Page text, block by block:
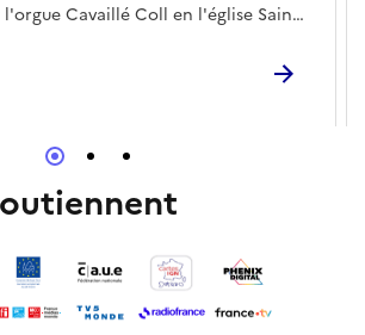
Cavaillé Coll en l'église Saint-
Durée : 30'.